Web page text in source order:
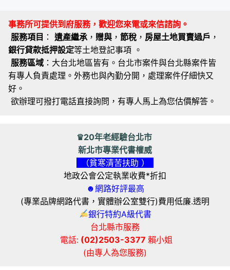
事務所可提供到府服務，歡迎您來電或來信諮詢。
服務項目 ： 遺產繼承 ， 贈與 ， 節稅 ， 房屋土地買賣過戶 ，
銀行貸款抵押設定等土地登記事項 。
服務區域 ：大台北地區皆有。台北市案件與台北縣案件皆
有專人負責處理。外務也與內勤分開，處理案件仔細快又
好。
欲辦理可撥打電話直接詢問，有專人馬上為您估價解答。
♛20年老經驗台北市
新北市專業代書權威
（貧寒清苦扶助 ）
地政公會公定執業收費*折扣
☻網路好評最高
(專業品牌網路代書，實體辦公室雙行)費用低廉.透明
銀行特約A級代書
台北縣市服務
電話: (02)2503-3377 賴小姐
(由專人為您服務)